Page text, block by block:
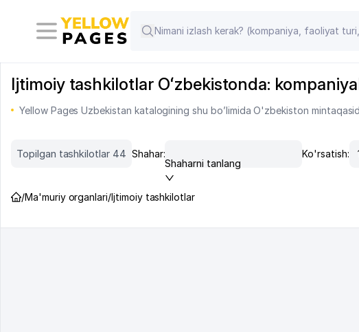
Ijtimoiy tashkilotlar Oʻzbekistonda:
Yellow Pages Uzbekistan katalogining shu bo’limida O'zbekiston
Topilgan tashkilotlar 44 Shahar:
Shaharni tanlang
Ko'rsatish:
/Ma'muriy organlari/Ijtimoiy tashkilotlar